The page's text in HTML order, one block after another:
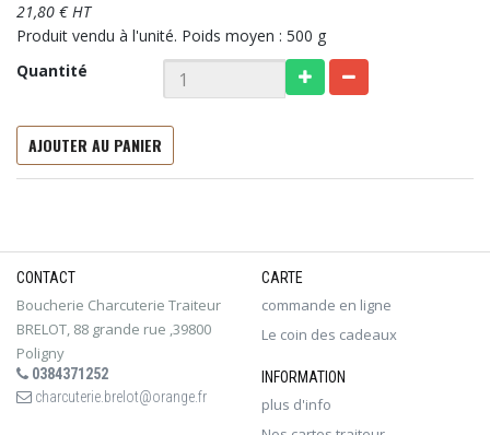
21,80 € HT
Produit vendu à l'unité. Poids moyen : 500 g
Quantité
AJOUTER AU PANIER
CONTACT
Boucherie Charcuterie Traiteur
BRELOT, 88 grande rue ,39800
Poligny
0384371252
charcuterie.brelot@orange.fr
CARTE
commande en ligne
Le coin des cadeaux
INFORMATION
plus d'info